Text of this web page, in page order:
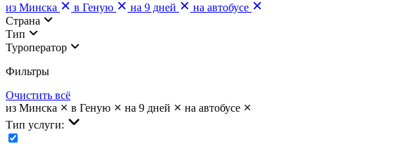
из Минска
в Геную на 9 дней
на автобусе
Страна
Тип
Туроператор
Фильтры
Очистить всё
из Минска
в Геную на 9 дней
на автобусе
Тип услуги: